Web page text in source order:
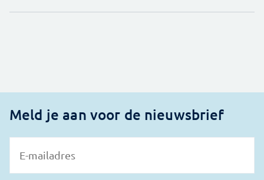
Meld je aan voor de nieuwsbrief